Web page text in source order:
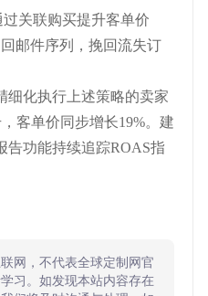
关联购买提升客单价
回邮件序列，挽回流失订
细化执行上述策略的卖家
客单价同步增长19%。建
告功能持续追踪ROAS指
网，不代表全球定制网官
习。如发现本站内容存在